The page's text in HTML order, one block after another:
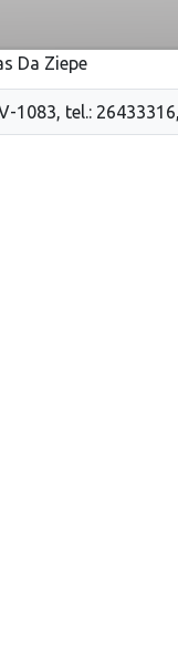
Da Ziepe
1083, tel.: